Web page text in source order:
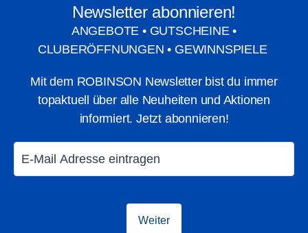
Clubformate
Finde deinen Club
Newsletter abonnieren!
ANGEBOTE • GUTSCHEINE •
CLUBERÖFFNUNGEN • GEWINNSPIELE
Mit dem ROBINSON Newsletter bist du immer
topaktuell über alle Neuheiten und Aktionen
informiert. Jetzt abonnieren!
Weiter